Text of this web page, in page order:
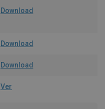
Download
Download
Download
Ver